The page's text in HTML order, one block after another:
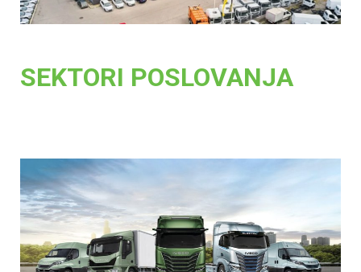
SEKTORI POSLOVANJA